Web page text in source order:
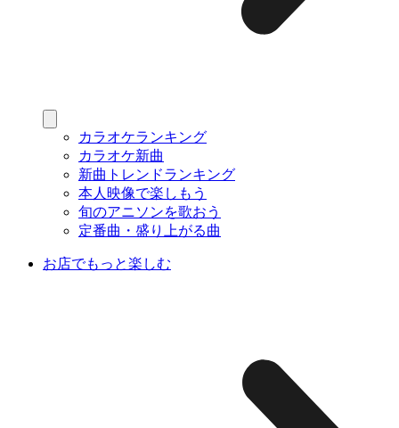
カラオケランキング
カラオケ新曲
新曲トレンドランキング
本人映像で楽しもう
旬のアニソンを歌おう
定番曲・盛り上がる曲
お店でもっと楽しむ